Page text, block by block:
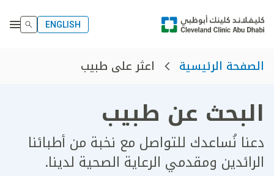
ENGLISH
الصفحة الرئيسية اعثر على طبيب
البحث عن طبيب
دعنا نُساعدك للتواصل مع نخبة من أطبائنا
الرائدين ومقدمي الرعاية الصحية لدينا.